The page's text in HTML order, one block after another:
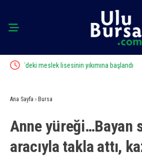
Fetih coşkusu Keles’e taşındı
Ana Sayfa › Bursa
Anne yüreği…Bayan
aracıyla takla attı,